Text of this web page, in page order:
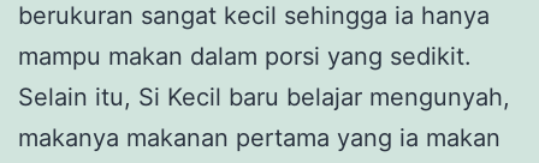
berukuran sangat kecil sehingga ia hanya
mampu makan dalam porsi yang sedikit.
Selain itu, Si Kecil baru belajar mengunyah,
makanya makanan pertama yang ia makan